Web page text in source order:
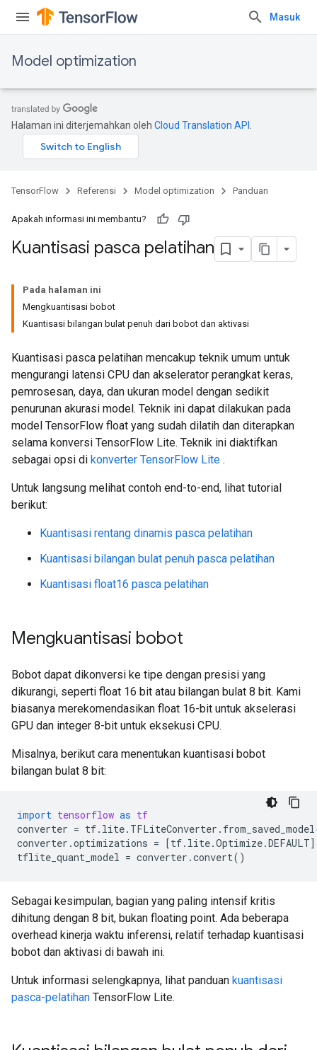
Masuk
Model optimization
Halaman ini diterjemahkan oleh Cloud Translation API
TensorFlow Referensi Model optimization Panduan
Apakah informasi ini membantu?
Kuantisasi pasca pelatihan
Pada halaman ini
Mengkuantisasi bobot
Kuantisasi bilangan bulat penuh dari bobot dan aktivasi
Kuantisasi pasca pelatihan mencakup teknik umum untuk
mengurangi latensi CPU dan akselerator perangkat keras,
pemrosesan, daya, dan ukuran model dengan sedikit
penurunan akurasi model. Teknik ini dapat dilakukan pada
model TensorFlow float yang sudah dilatih dan diterapkan
selama konversi TensorFlow Lite. Teknik ini diaktifkan
sebagai opsi di konverter TensorFlow Lite .
Untuk langsung melihat contoh end-to-end, lihat tutorial
berikut:
Kuantisasi rentang dinamis pasca pelatihan
Kuantisasi bilangan bulat penuh pasca pelatihan
Kuantisasi float16 pasca pelatihan
Mengkuantisasi bobot
Bobot dapat dikonversi ke tipe dengan presisi yang
dikurangi, seperti float 16 bit atau bilangan bulat 8 bit. Kami
biasanya merekomendasikan float 16-bit untuk akselerasi
GPU dan integer 8-bit untuk eksekusi CPU.
Misalnya, berikut cara menentukan kuantisasi bobot
bilangan bulat 8 bit:
import tensorflow as tf
converter = tf. lite. TFLiteConverter . from_saved_model
converter .optimizations = [tf. lite.Optimize.DEFAULT]
tflite_quant_model = converter .convert()
Sebagai kesimpulan, bagian yang paling intensif kritis
dihitung dengan 8 bit, bukan floating point. Ada beberapa
overhead kinerja waktu inferensi, relatif terhadap kuantisasi
bobot dan aktivasi di bawah ini.
Untuk informasi selengkapnya, lihat panduan kuantisasi
pasca-pelatihan TensorFlow Lite.